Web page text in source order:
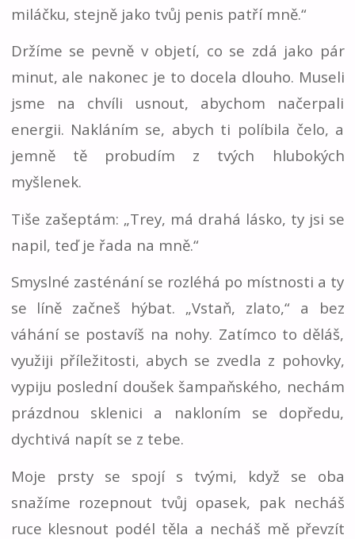
miláčku, stejně jako tvůj penis patří mně.“
Držíme se pevně v objetí, co se zdá jako pár
minut, ale nakonec je to docela dlouho. Museli
jsme na chvíli usnout, abychom načerpali
energii. Nakláním se, abych ti políbila čelo, a
jemně tě probudím z tvých hlubokých
myšlenek.
Tiše zašeptám: „Trey, má drahá lásko, ty jsi se
napil, teď je řada na mně.“
Smyslné zasténání se rozléhá po místnosti a ty
se líně začneš hýbat. „Vstaň, zlato,“ a bez
váhání se postavíš na nohy. Zatímco to děláš,
využiji příležitosti, abych se zvedla z pohovky,
vypiju poslední doušek šampaňského, nechám
prázdnou sklenici a nakloním se dopředu,
dychtivá napít se z tebe.
Moje prsty se spojí s tvými, když se oba
snažíme rozepnout tvůj opasek, pak necháš
ruce klesnout podél těla a necháš mě převzít